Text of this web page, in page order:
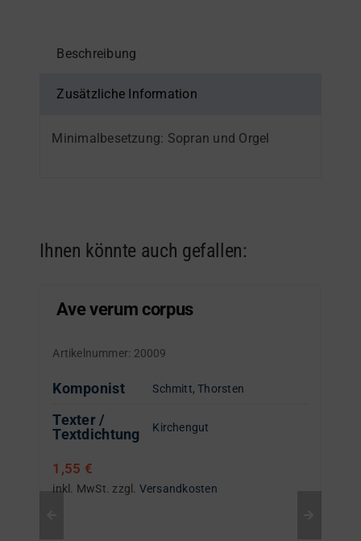
Beschreibung
Zusätzliche Information
Minimalbesetzung: Sopran und Orgel
Ihnen könnte auch gefallen:
Ave verum corpus
Artikelnummer: 20009
Komponist Schmitt, Thorsten
Texter /
Textdichtung
Kirchengut
1,55 €
inkl. MwSt. zzgl. Versandkosten